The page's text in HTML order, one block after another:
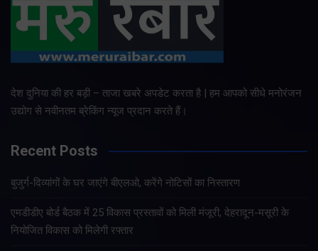
देश दुनिया की हर बड़ी – ताजा खबरे अपडेट करता है | हम आपको सीधे मनोरंजन
उद्योग से नवीनतम ब्रेकिंग न्यूज प्रदान करते हैं।
Recent Posts
बुजुर्ग-दिव्यांगों के घर जाएंगे बीएलओ, करेंगे नोटिसों का निस्तारण
एमडीडीए बोर्ड बैठक में 25 विकास प्रस्तावों को मिली मंजूरी, देहरादून-मसूरी के
नियोजित विकास को मिलेगी रफ्तार